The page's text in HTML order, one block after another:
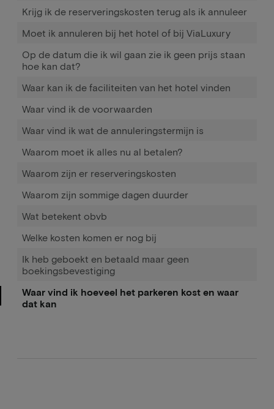
Krijg ik de reserveringskosten terug als ik annuleer
Moet ik annuleren bij het hotel of bij ViaLuxury
Op de datum die ik wil gaan zie ik geen prijs staan
hoe kan dat?
Waar kan ik de faciliteiten van het hotel vinden
Waar vind ik de voorwaarden
Waar vind ik wat de annuleringstermijn is
Waarom moet ik alles nu al betalen?
Waarom zijn er reserveringskosten
Waarom zijn sommige dagen duurder
Wat betekent obvb
Welke kosten komen er nog bij
Ik heb geboekt en betaald maar geen
boekingsbevestiging
Waar vind ik hoeveel het parkeren kost en waar
dat kan